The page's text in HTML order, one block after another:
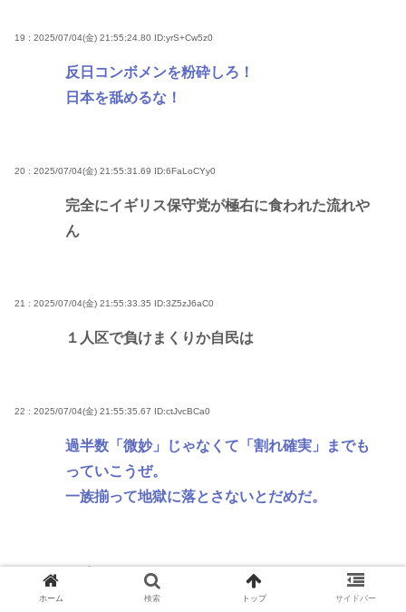
19 : 2025/07/04(金) 21:55:24.80 ID:yrS+Cw5z0
反日コンボメンを粉砕しろ！
日本を舐めるな！
20 : 2025/07/04(金) 21:55:31.69 ID:6FaLoCYy0
完全にイギリス保守党が極右に食われた流れや
ん
21 : 2025/07/04(金) 21:55:33.35 ID:3Z5zJ6aC0
１人区で負けまくりか自民は
22 : 2025/07/04(金) 21:55:35.67 ID:ctJvcBCa0
過半数「微妙」じゃなくて「割れ確実」までも
っていこうぜ。
一族揃って地獄に落とさないとだめだ。
24 : 2025/07/04(金) 21:55:41.28ID:mj4LMFXU0
森山がやりもしない事言い出したのは相当情勢
ホーム 検索 トップ サイドバー